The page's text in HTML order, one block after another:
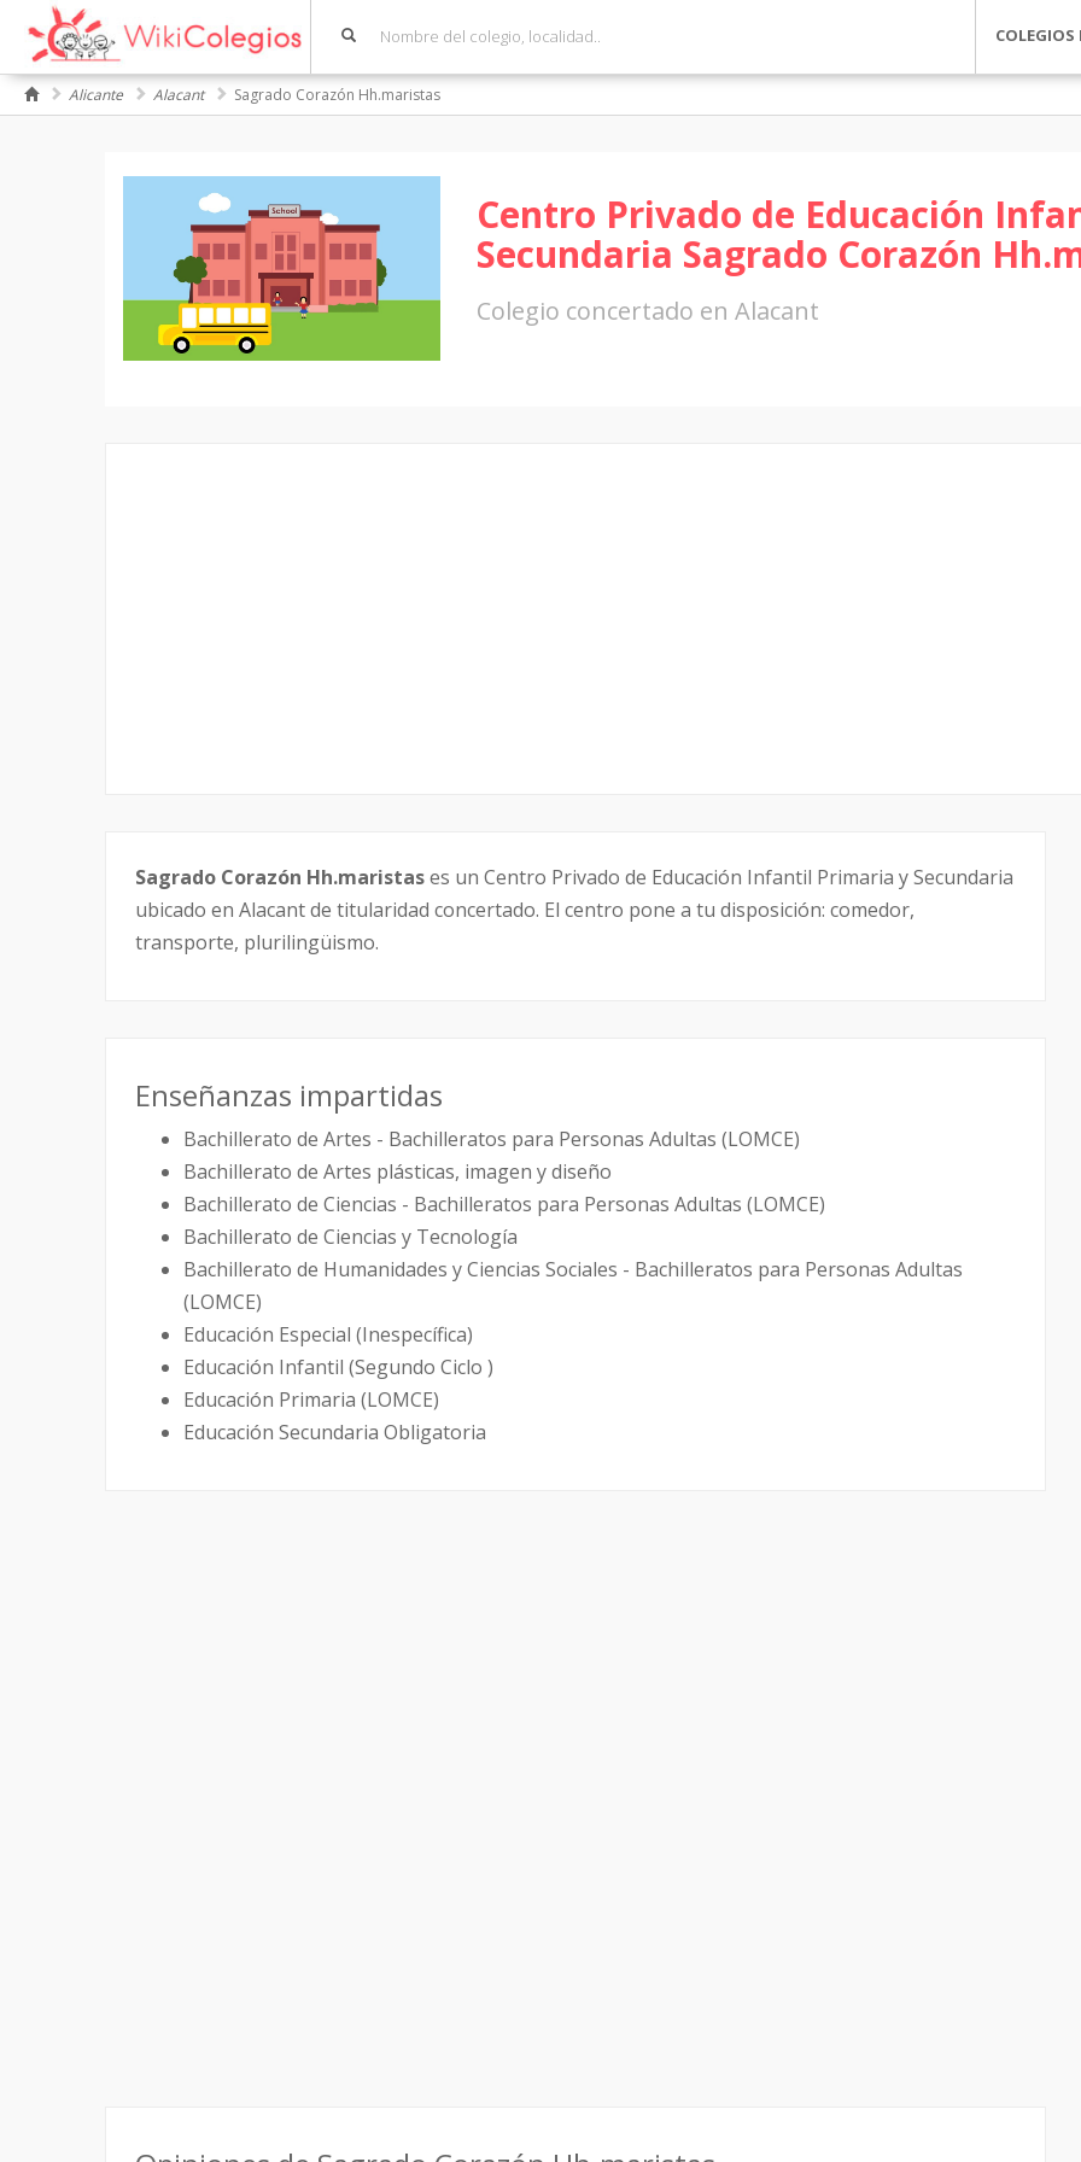
Alicante Alacant Sagrado Corazón Hh.maristas
Centro Privado de Educación
Secundaria Sagrado Corazón
Colegio concertado en Alacant
Sagrado Corazón Hh.maristases un Centro Privado de Educación Infantil Primaria y Secundaria
ubicado en Alacant de titularidad concertado. El centro pone a tu disposición: comedor,
transporte, plurilingüismo.
Enseñanzas impartidas
Bachillerato de Artes - Bachilleratos para Personas Adultas (LOMCE)
Bachillerato de Artes plásticas, imagen y diseño
Bachillerato de Ciencias - Bachilleratos para Personas Adultas (LOMCE)
Bachillerato de Ciencias y Tecnología
Bachillerato de Humanidades y Ciencias Sociales - Bachilleratos para Personas Adultas
(LOMCE)
Educación Especial (Inespecífica)
Educación Infantil (Segundo Ciclo )
Educación Primaria (LOMCE)
Educación Secundaria Obligatoria